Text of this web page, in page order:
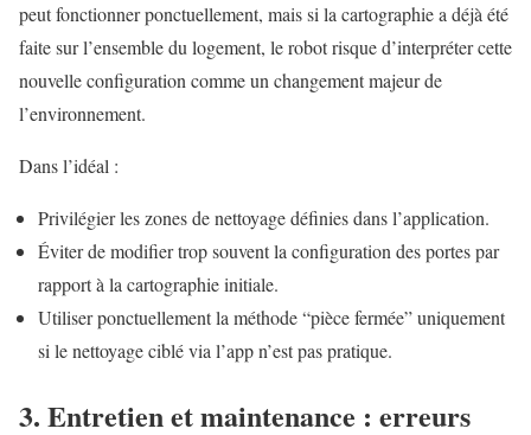
peut fonctionner ponctuellement, mais si la cartographie a déjà été
faite sur l’ensemble du logement, le robot risque d’interpréter cette
nouvelle configuration comme un changement majeur de
l’environnement.
Dans l’idéal :
Privilégier les zones de nettoyage définies dans l’application.
Éviter de modifier trop souvent la configuration des portes par
rapport à la cartographie initiale.
Utiliser ponctuellement la méthode “pièce fermée” uniquement
si le nettoyage ciblé via l’app n’est pas pratique.
3. Entretien et maintenance : erreurs